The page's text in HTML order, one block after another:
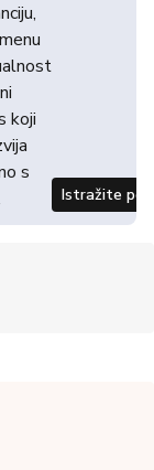
koji
s
Istražite